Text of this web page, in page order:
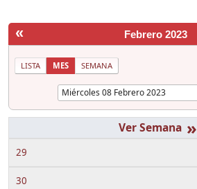
« Febrero 2023
LISTA MES SEMANA
»
29
30